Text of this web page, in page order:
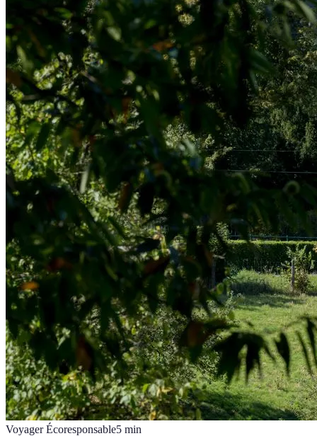
Voyager Écoresponsable5 min